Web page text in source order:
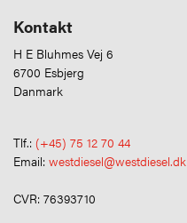
Kontakt
H E Bluhmes Vej 6
6700 Esbjerg
Danmark
Tlf.: (+45) 75 12 70 44
Email: westdiesel@westdiesel.dk
CVR: 76393710